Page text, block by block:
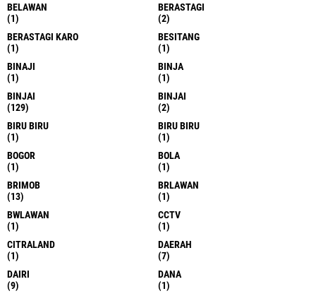
BELAWAN
(1)
BERASTAGI
(2)
BERASTAGI KARO
(1)
BESITANG
(1)
BINAJI
(1)
BINJA
(1)
BINJAI
(129)
BINJAI
(2)
BIRU BIRU
(1)
BIRU BIRU
(1)
BOGOR
(1)
BOLA
(1)
BRIMOB
(13)
BRLAWAN
(1)
BWLAWAN
(1)
CCTV
(1)
CITRALAND
(1)
DAERAH
(7)
DAIRI
(9)
DANA
(1)